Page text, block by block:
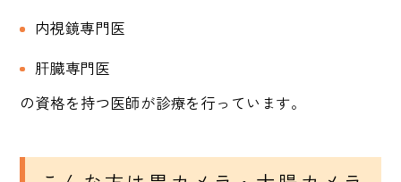
内視鏡専門医
肝臓専門医
の資格を持つ医師が診療を行っています。